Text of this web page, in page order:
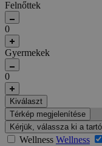
Felnőttek
0
Gyermekek
0
Kiválaszt
Térkép megjelenítése
Kérjük, válassza ki a
Wellness Wellness